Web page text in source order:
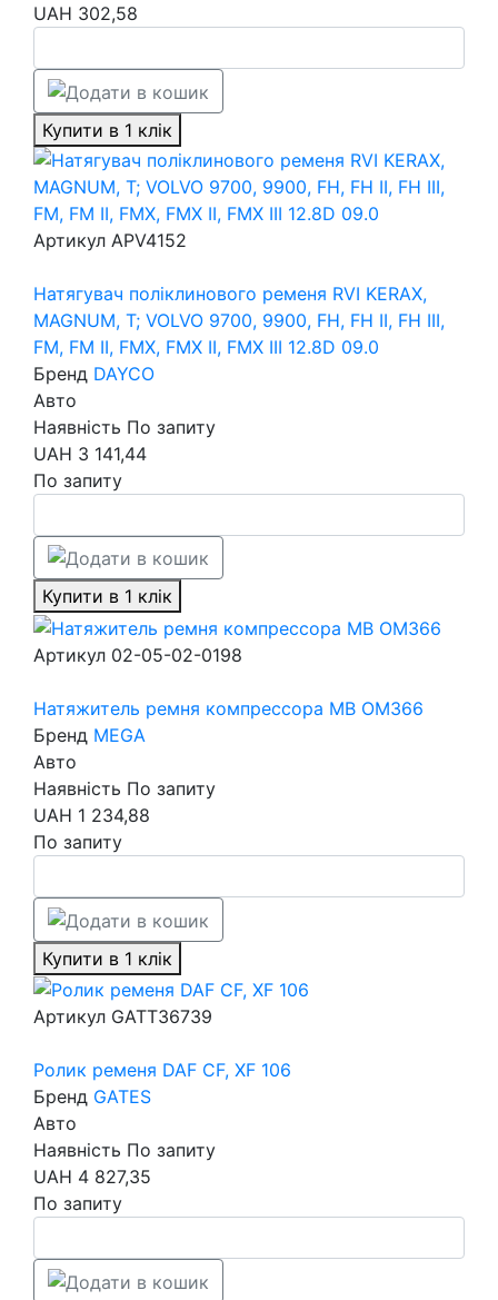
UAH 302,58
Купити в 1 клік
Артикул APV4152
Натягувач поліклинового ременя RVI KERAX,
MAGNUM, T; VOLVO 9700, 9900, FH, FH II, FH III,
FM, FM II, FMX, FMX II, FMX III 12.8D 09.0
Бренд DAYCO
Авто
Наявність По запиту
UAH 3 141,44
По запиту
Купити в 1 клік
Артикул 02-05-02-0198
Натяжитель ремня компрессора MB OM366
Бренд MEGA
Авто
Наявність По запиту
UAH 1 234,88
По запиту
Купити в 1 клік
Артикул GATT36739
Ролик ременя DAF CF, XF 106
Бренд GATES
Авто
Наявність По запиту
UAH 4 827,35
По запиту